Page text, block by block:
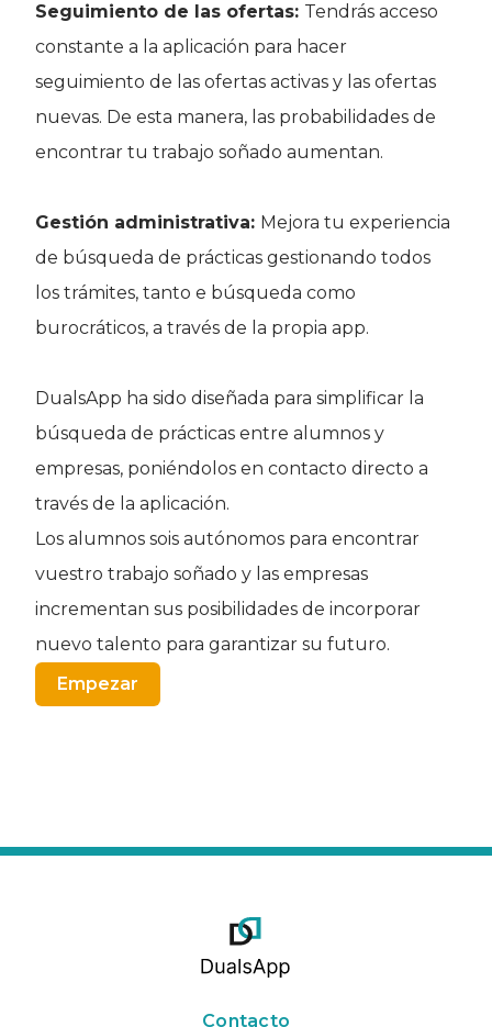
Seguimiento de las ofertas: Tendrás acceso
constante a la aplicación para hacer
seguimiento de las ofertas activas y las ofertas
nuevas. De esta manera, las probabilidades de
encontrar tu trabajo soñado aumentan.
Gestión administrativa: Mejora tu experiencia
de búsqueda de prácticas gestionando todos
los trámites, tanto e búsqueda como
burocráticos, a través de la propia app.
DualsApp ha sido diseñada para simplificar la
búsqueda de prácticas entre alumnos y
empresas, poniéndolos en contacto directo a
través de la aplicación.
Los alumnos sois autónomos para encontrar
vuestro trabajo soñado y las empresas
incrementan sus posibilidades de incorporar
nuevo talento para garantizar su futuro.
Empezar
Contacto